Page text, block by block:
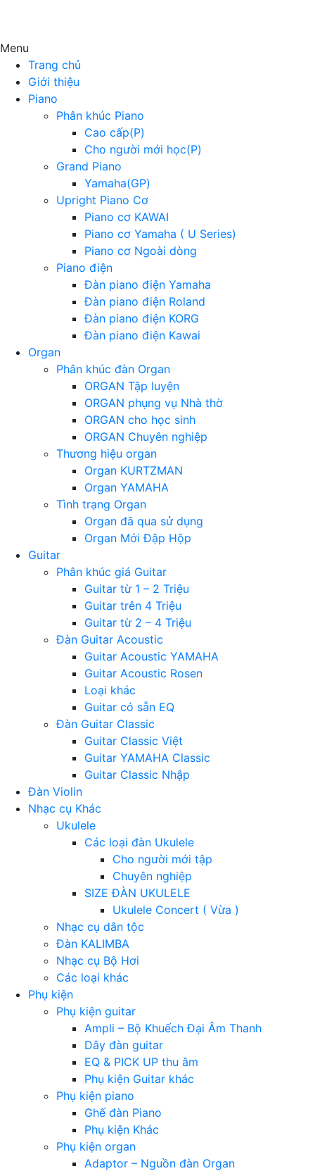
Menu
Trang chủ
Giới thiệu
Piano
Phân khúc Piano
Cao cấp(P)
Cho người mới học(P)
Grand Piano
Yamaha(GP)
Upright Piano Cơ
Piano cơ KAWAI
Piano cơ Yamaha ( U Series)
Piano cơ Ngoài dòng
Piano điện
Đàn piano điện Yamaha
Đàn piano điện Roland
Đàn piano điện KORG
Đàn piano điện Kawai
Organ
Phân khúc đàn Organ
ORGAN Tập luyện
ORGAN phụng vụ Nhà thờ
ORGAN cho học sinh
ORGAN Chuyên nghiệp
Thương hiệu organ
Organ KURTZMAN
Organ YAMAHA
Tình trạng Organ
Organ đã qua sử dụng
Organ Mới Đập Hộp
Guitar
Phân khúc giá Guitar
Guitar từ 1 – 2 Triệu
Guitar trên 4 Triệu
Guitar từ 2 – 4 Triệu
Đàn Guitar Acoustic
Guitar Acoustic YAMAHA
Guitar Acoustic Rosen
Loại khác
Guitar có sẵn EQ
Đàn Guitar Classic
Guitar Classic Việt
Guitar YAMAHA Classic
Guitar Classic Nhập
Đàn Violin
Nhạc cụ Khác
Ukulele
Các loại đàn Ukulele
Cho người mới tập
Chuyên nghiệp
SIZE ĐÀN UKULELE
Ukulele Concert ( Vừa )
Nhạc cụ dân tộc
Đàn KALIMBA
Nhạc cụ Bộ Hơi
Các loại khác
Phụ kiện
Phụ kiện guitar
Ampli – Bộ Khuếch Đại Âm Thanh
Dây đàn guitar
EQ & PICK UP thu âm
Phụ kiện Guitar khác
Phụ kiện piano
Ghế đàn Piano
Phụ kiện Khác
Phụ kiện organ
Adaptor – Nguồn đàn Organ